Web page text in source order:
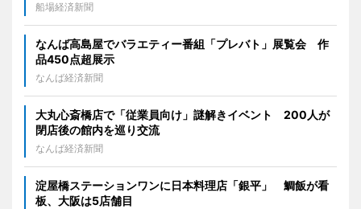
船場経済新聞
なんば高島屋でバラエティー番組「プレバト」展覧会 作
品450点超展示
なんば経済新聞
大丸心斎橋店で「従業員向け」謎解きイベント 200人が
閉店後の館内を巡り交流
なんば経済新聞
淀屋橋ステーションワンに日本料理店「銀平」 鯛飯が看
板、大阪は5店舗目